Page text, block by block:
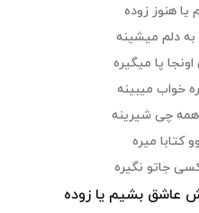
هنوز زوده
دلم میشینه
پا میگیره
خواب میبینه
چی شیرینه
کتابا میره
جاتو نگیره
عاشق بشیم یا زوده